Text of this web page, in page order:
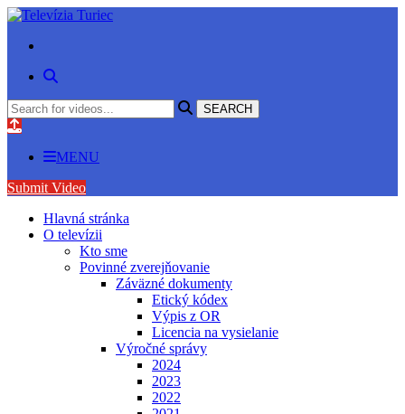
MENU
Submit Video
Hlavná stránka
O televízii
Kto sme
Povinné zverejňovanie
Záväzné dokumenty
Etický kódex
Výpis z OR
Licencia na vysielanie
Výročné správy
2024
2023
2022